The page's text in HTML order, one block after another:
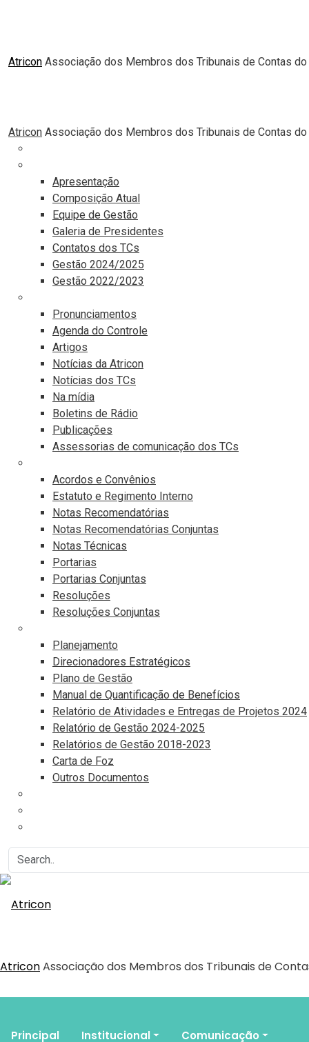
Atricon Associação dos Membros dos Tribunais de Contas
Atricon Associação dos Membros dos Tribunais de Contas
Apresentação
Composição Atual
Equipe de Gestão
Galeria de Presidentes
Contatos dos TCs
Gestão 2024/2025
Gestão 2022/2023
Pronunciamentos
Agenda do Controle
Artigos
Notícias da Atricon
Notícias dos TCs
Na mídia
Boletins de Rádio
Publicações
Assessorias de comunicação dos TCs
Acordos e Convênios
Estatuto e Regimento Interno
Notas Recomendatórias
Notas Recomendatórias Conjuntas
Notas Técnicas
Portarias
Portarias Conjuntas
Resoluções
Resoluções Conjuntas
Planejamento
Direcionadores Estratégicos
Plano de Gestão
Manual de Quantificação de Benefícios
Relatório de Atividades e Entregas de Projetos 2024
Relatório de Gestão 2024-2025
Relatórios de Gestão 2018-2023
Carta de Foz
Outros Documentos
AtriconAssociação dos Membros dos Tribunais de
Principal Institucional Comunicação